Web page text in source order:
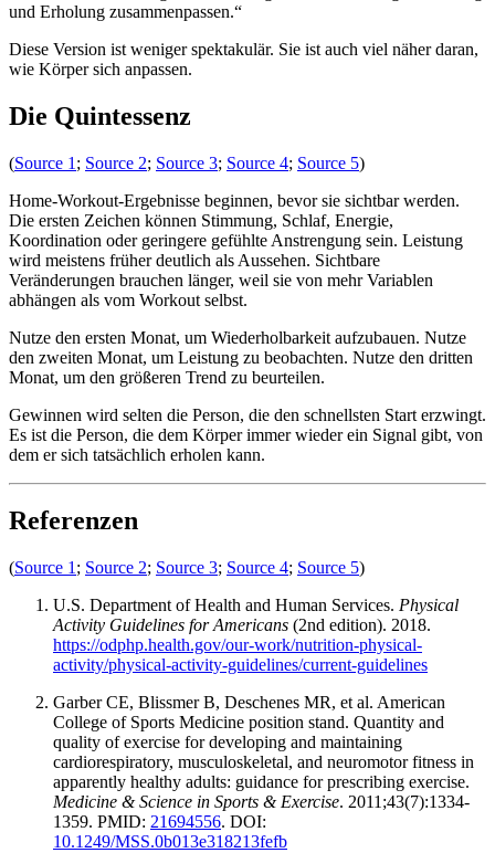
und Erholung zusammenpassen.“
Diese Version ist weniger spektakulär. Sie ist auch viel näher daran,
wie Körper sich anpassen.
Die Quintessenz
(Source 1 ; Source 2; Source 3; Source 4; Source 5)
Home-Workout-Ergebnisse beginnen, bevor sie sichtbar werden.
Die ersten Zeichen können Stimmung, Schlaf, Energie,
Koordination oder geringere gefühlte Anstrengung sein. Leistung
wird meistens früher deutlich als Aussehen. Sichtbare
Veränderungen brauchen länger, weil sie von mehr Variablen
abhängen als vom Workout selbst.
Nutze den ersten Monat, um Wiederholbarkeit aufzubauen. Nutze
den zweiten Monat, um Leistung zu beobachten. Nutze den dritten
Monat, um den größeren Trend zu beurteilen.
Gewinnen wird selten die Person, die den schnellsten Start erzwingt.
Es ist die Person, die dem Körper immer wieder ein Signal gibt, von
dem er sich tatsächlich erholen kann.
Referenzen
(Source 1 ; Source 2; Source 3; Source 4; Source 5)
U.S. Department of Health and Human Services. Physical
Activity Guidelines for Americans (2nd edition). 2018.
https://odphp.health.gov/our-work/nutrition-physical-
activity/physical-activity-guidelines/current-guidelines
Garber CE, Blissmer B, Deschenes MR, et al. American
College of Sports Medicine position stand. Quantity and
quality of exercise for developing and maintaining
cardiorespiratory, musculoskeletal, and neuromotor fitness in
apparently healthy adults: guidance for prescribing exercise.
Medicine & Science in Sports & Exercise. 2011;43(7):1334-
1359. PMID: 21694556. DOI:
10.1249/MSS.0b013e318213fefb